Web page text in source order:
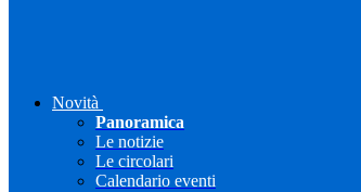
Novità
Panoramica
Le notizie
Le circolari
Calendario eventi